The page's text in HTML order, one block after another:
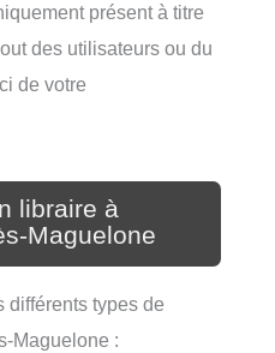
présent à titre
des utilisateurs ou du
de votre
libraire à
Maguelone
différents types de
Maguelone :